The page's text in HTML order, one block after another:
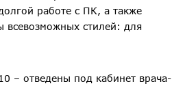
работе с ПК, а также
всевозможных стилей: для
– отведены под кабинет врача-